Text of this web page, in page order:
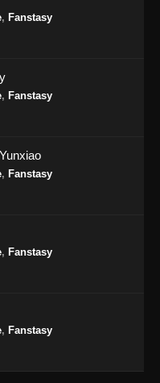
Episode 17 Subtitle
Yuan Episode 17
- Agustus 29, 2024
Yuan Episode 18
Yuan Episode 19
- September 2, 2024
Yuan Episode 20
- September 11, 2024
, Fanstasy
, Fanstasy
, Fanstasy
, Fanstasy
, Fanstasy